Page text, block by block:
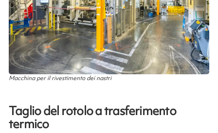
Macchina per il rivestimento dei nastri
Taglio del rotolo a trasferimento
termico